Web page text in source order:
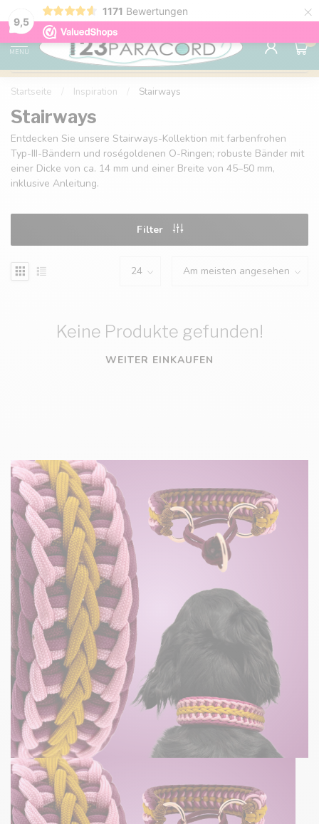
9,5
1171 Bewertungen ×
Kostenlose Lieferung nach Hause ab 150 €
MENU
0
Startseite Inspiration Stairways
Stairways
Entdecken Sie unsere Stairways-Kollektion mit farbenfrohen
Typ-III-Bändern und roségoldenen O-Ringen; robuste Bänder mit
einer Dicke von ca. 14 mm und einer Breite von 45–50 mm,
inklusive Anleitung.
Filter
Keine Produkte gefunden!
WEITER EINKAUFEN